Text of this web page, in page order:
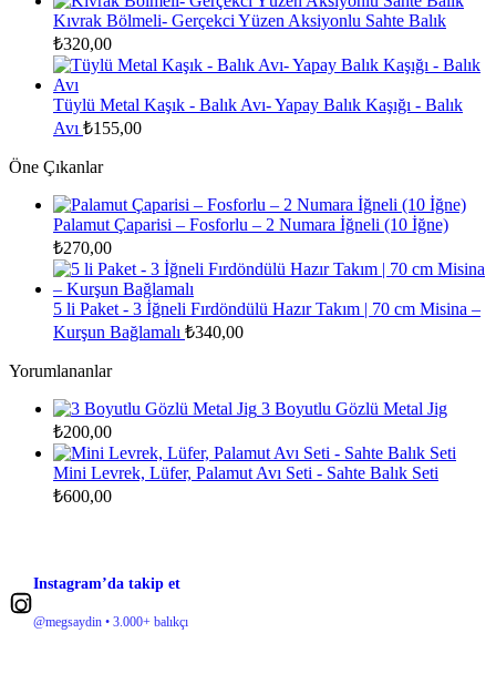
Kıvrak Bölmeli- Gerçekci Yüzen Aksiyonlu Sahte Balık
₺320,00
Tüylü Metal Kaşık - Balık Avı- Yapay Balık Kaşığı - Balık
Avı ₺155,00
Öne Çıkanlar
Palamut Çaparisi – Fosforlu – 2 Numara İğneli (10 İğne)
₺270,00
5 li Paket - 3 İğneli Fırdöndülü Hazır Takım | 70 cm Misina –
Kurşun Bağlamalı ₺340,00
Yorumlananlar
3 Boyutlu Gözlü Metal Jig
₺200,00
Mini Levrek, Lüfer, Palamut Avı Seti - Sahte Balık Seti
₺600,00
Instagram’da takip et
@megsaydin • 3.000+ balıkçı